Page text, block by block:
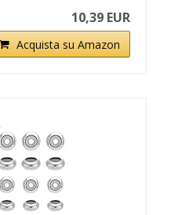
10,39 EUR
Acquista su Amazon